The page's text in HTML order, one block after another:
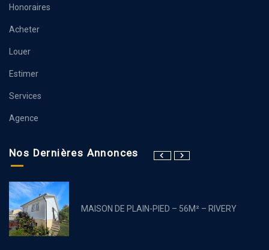
Honoraires
Acheter
Louer
Estimer
Services
Agence
Nos Dernières Annonces
MAISON DE PLAIN-PIED – 56M² – RIVERY